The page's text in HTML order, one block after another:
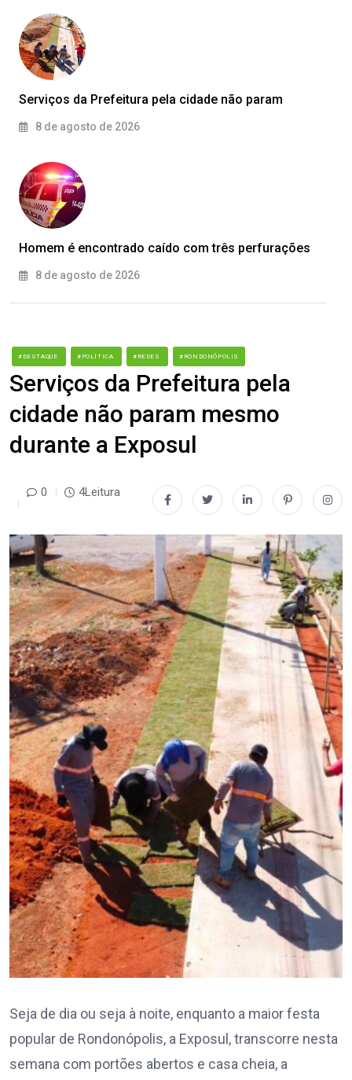
Serviços da Prefeitura pela cidade não param
8 de agosto de 2026
Homem é encontrado caído com três perfurações
8 de agosto de 2026
#DESTAQUE #POLÍTICA #REDES #RONDONÓPOLIS
Serviços da Prefeitura pela
cidade não param mesmo
durante a Exposul
0 4Leitura
Seja de dia ou seja à noite, enquanto a maior festa
popular de Rondonópolis, a Exposul, transcorre nesta
semana com portões abertos e casa cheia, a